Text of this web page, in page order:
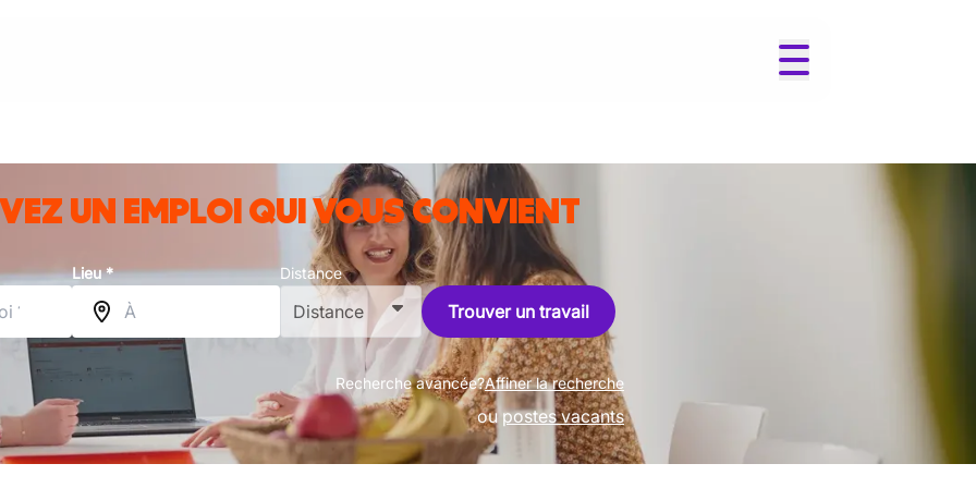
UN EMPLOI QUI VOUS CONVIENT
Lieu * Distance
Distance Trouver un travail
Recherche avancée?Affiner la recherche
ou postes vacants